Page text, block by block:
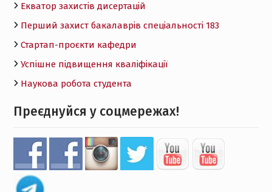
Екватор захистів дисертацій
Перший захист бакалаврів спеціальності 183
Стартап-проєкти кафедри
Успішне підвищення кваліфікації
Наукова робота студента
Преєднуйся у соцмережах!